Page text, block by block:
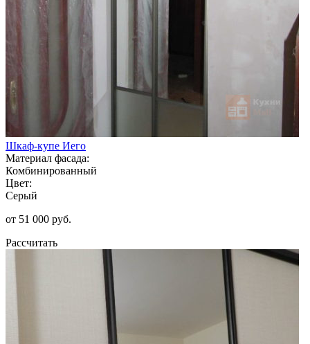
Шкаф-купе Иего
Материал фасада:
Комбинированный
Цвет:
Серый
от 51 000 руб.
Рассчитать